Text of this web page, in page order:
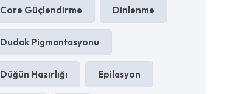
Core Güçlendirme Dinlenme
Dudak Pigmantasyonu
Düğün Hazırlığı Epilasyon